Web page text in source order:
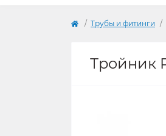
Трубы и фитинги
Тройник